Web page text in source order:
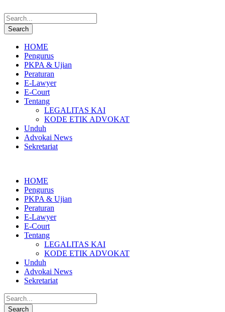
HOME
Pengurus
PKPA & Ujian
Peraturan
E-Lawyer
E-Court
Tentang
LEGALITAS KAI
KODE ETIK ADVOKAT
Unduh
Advokai News
Sekretariat
HOME
Pengurus
PKPA & Ujian
Peraturan
E-Lawyer
E-Court
Tentang
LEGALITAS KAI
KODE ETIK ADVOKAT
Unduh
Advokai News
Sekretariat